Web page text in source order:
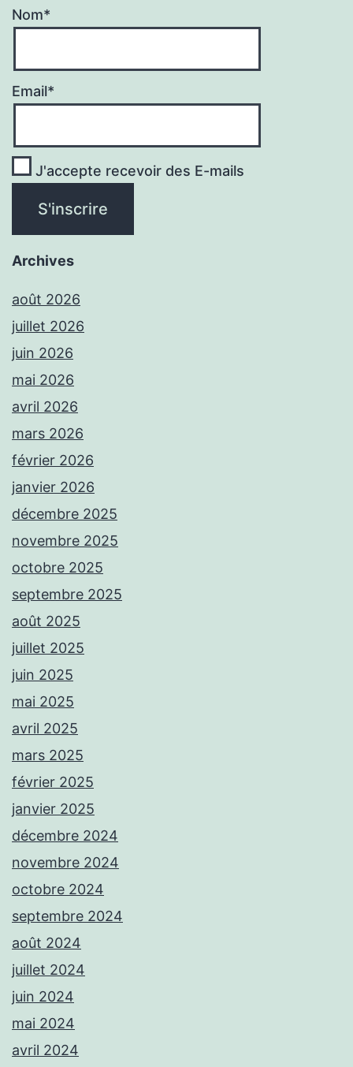
Nom*
Email*
J'accepte recevoir des E-mails
Archives
août 2026
juillet 2026
juin 2026
mai 2026
avril 2026
mars 2026
février 2026
janvier 2026
décembre 2025
novembre 2025
octobre 2025
septembre 2025
août 2025
juillet 2025
juin 2025
mai 2025
avril 2025
mars 2025
février 2025
janvier 2025
décembre 2024
novembre 2024
octobre 2024
septembre 2024
août 2024
juillet 2024
juin 2024
mai 2024
avril 2024